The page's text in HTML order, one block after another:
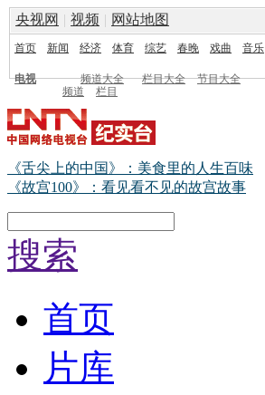
央视网 | 视频 | 网站地图
首页 新闻 经济 体育 综艺 春晚 戏曲 音乐
电视 频道大全 栏目大全 节目大全
频道
栏目
《舌尖上的中国》：美食里的人生百味
《故宫100》：看见看不见的故宫故事
搜索
首页
片库